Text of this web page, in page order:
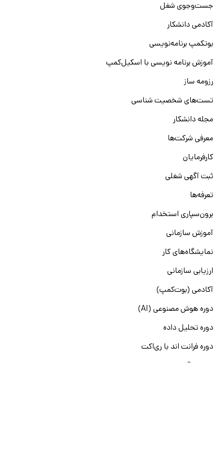
جست‌و‌جوی شغل
آکادمی دانشکار
بوتکمپ برنامه‌نویسی
آموزش برنامه نویسی با اسکیل‌کمپ
رزومه ساز
تست‌های شخصیت شناسی
مجله دانشکار
معرفی شرکت‌ها
کارفرمایان
ثبت آگهی شغلی
تعرفه‌ها
برون‌سپاری استخدام
آموزش سازمانی
نمایشگاه‌های کار
ارزیابی سازمانی
آکادمی (بوت‌کمپ)
دوره هوش مصنوعی (AI)
دوره تحلیل داده
دوره فرانت اند با ری‌اکت
دوره جنگو